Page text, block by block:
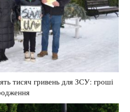
тисяч гривень для ЗСУ: гроші